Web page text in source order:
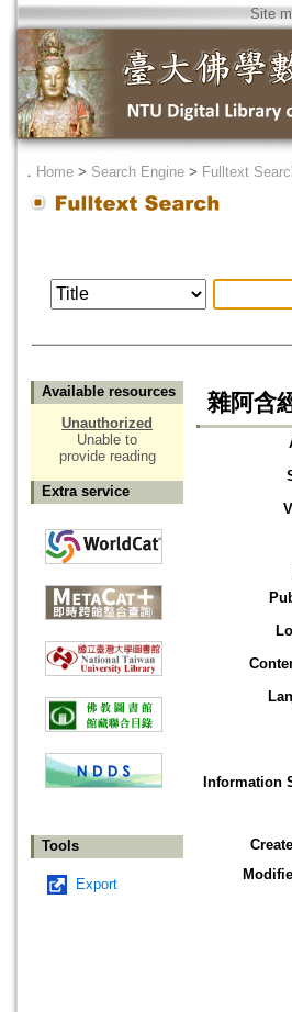
Site
． Home > Search Engine > Fulltext
Available resources
Unauthorized
Unable to
provide reading
Extra service
Tools
Export
雜阿含
Information